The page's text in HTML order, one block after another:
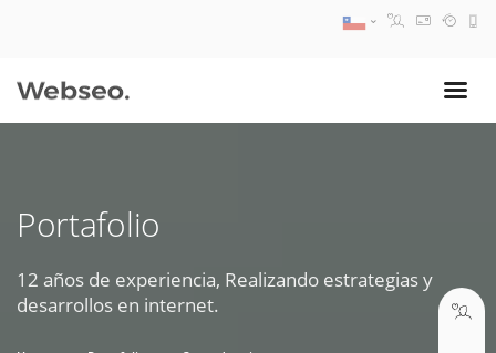
Portafolio
12 años de experiencia, Realizando estrategias y
desarrollos en internet.
09:30 AM A 18:30 PM
soporte@webseo.cl